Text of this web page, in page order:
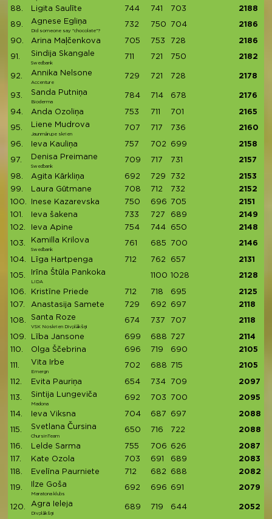
88. Ligita Saulīte 744 741 703 2188
89. Agnese Egliņa
Did someone say "chocolate"?
732 750 704 2186
90. Arina Maļčenkova 705 753 728 2186
91. Sindija Skangale
Swedbank
711 721 750 2182
92. Annika Nelsone
Accenture
729 721 728 2178
93. Sanda Putniņa
Bioderma
784 714 678 2176
94. Anda Ozoliņa 753 711 701 2165
95. Liene Mudrova
Jaunmārupe skrien
707 717 736 2160
96. Ieva Kauliņa 757 702 699 2158
97. Denisa Preimane
Swedbank
709 717 731 2157
98. Agita Kārkliņa 692 729 732
2153
99.
Laura Gūtmane 708 712 732
2152
100.
Inese Kazarevska 750 696 705
2151
101.
Ieva šakena 733 727 689
2149
102.
Ieva Apine 754 744 650 2148
103. Kamilla Krilova
Swedbank
761 685 700 2146
104. Līga Hartpenga 712 762 657 2131
105. Irīna Štūla Pankoka
LIDA
1100 1028 2128
106. Kristīne Priede 712 718 695
2125
107.
Anastasija Samete 729 692 697 2118
108. Santa Roze
VSK Noskrien Divplākšņi
674 737 707 2118
109. Lība Jansone 699 688 727
2114
110.
Olga Ščebrina 696 719 690 2105
111. Vita Irbe
Emergn
702 688 715 2105
112. Evita Pauriņa 654 734 709 2097
113. Sintija Lungeviča
Madona
692 703 700 2095
114. Ieva Viksna 704 687 697 2088
115. Svetlana Čursina
ChursinTeam
650 716 722 2088
116. Lelde Sarma 755 706 626
2087
117.
Kate Ozola 703 691 689
2083
118.
Evelīna Paurniete 712 682 688 2082
119. Ilze Goša
Maratona klubs
692 696 691 2079
120. Agra Ieleja
Divplākšņi
689 719 644 2052